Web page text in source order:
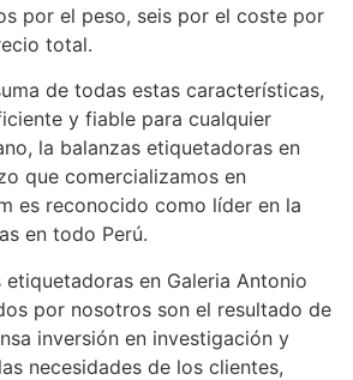
por el peso, seis por el coste por
total.
de todas estas características,
y fiable para cualquier
la balanzas etiquetadoras en
que comercializamos en
es reconocido como líder en la
en todo Perú.
etiquetadoras en Galeria Antonio
por nosotros son el resultado de
inversión en investigación y
necesidades de los clientes,